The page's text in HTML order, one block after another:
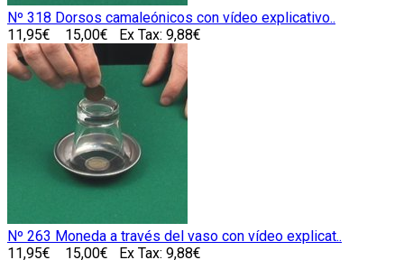
Nº 318 Dorsos camaleónicos con vídeo explicativo..
11,95€
15,00€ Ex Tax: 9,88€
Nº 263 Moneda a través del vaso con vídeo explicat..
11,95€
15,00€ Ex Tax: 9,88€